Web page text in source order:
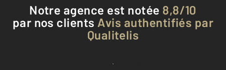
Notre agence est notée 8,8/10
par nos clients Avis authentifiés par
Qualitelis
Voir tous les avis clients